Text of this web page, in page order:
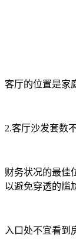
客厅的位置是家
2.客厅沙发套数
财务状况的最佳
以避免穿透的尴
入口处不宜看到